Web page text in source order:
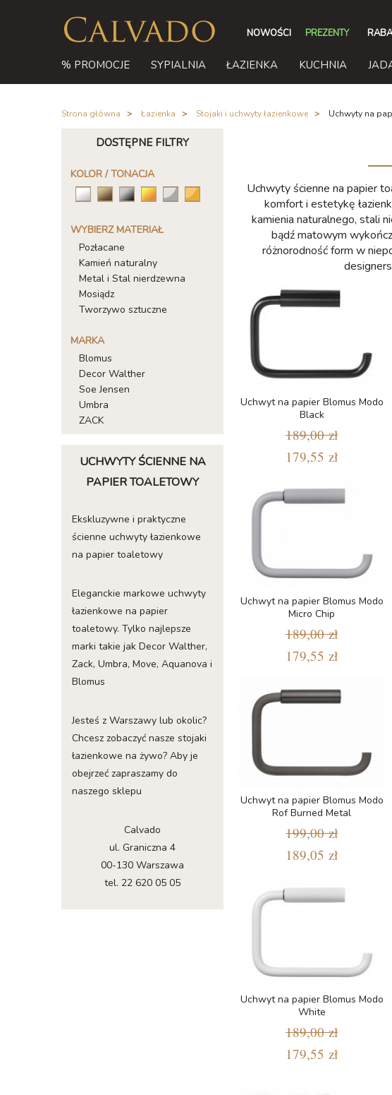
NOWOŚCI PREZENTY
% PROMOCJE SYPIALNIA ŁAZIENKA KUCHNIA
Strona główna Łazienka Stojaki i uchwyty łazienkowe Uchwyty na
DOSTĘPNE FILTRY
KOLOR / TONACJA
WYBIERZ MATERIAŁ
Pozłacane
Kamień naturalny
Metal i Stal nierdzewna
Mosiądz
Tworzywo sztuczne
MARKA
Blomus
Decor Walther
Soe Jensen
Umbra
ZACK
UCHWYTY ŚCIENNE NA
PAPIER TOALETOWY
Ekskluzywne i praktyczne
ścienne uchwyty łazienkowe
na papier toaletowy
Eleganckie markowe uchwyty
łazienkowe na papier
toaletowy. Tylko najlepsze
marki takie jak Decor Walther,
Zack, Umbra, Move, Aquanova i
Blomus
Jesteś z Warszawy lub okolic?
Chcesz zobaczyć nasze stojaki
łazienkowe na żywo? Aby je
obejrzeć zapraszamy do
naszego sklepu
Calvado
ul. Graniczna 4
00-130 Warszawa
tel. 22 620 05 05
Uchwyty ścienne na papier
komfort i estetykę
kamienia naturalnego, stali
bądź matowym
różnorodność form w
Uchwyt na papier Blomus Modo
Black
189,00 zł
179,55 zł
Uchwyt na papier Blomus Modo
Micro Chip
189,00 zł
179,55 zł
Uchwyt na papier Blomus Modo
Rof Burned Metal
199,00 zł
189,05 zł
Uchwyt na papier Blomus Modo
White
189,00 zł
179,55 zł